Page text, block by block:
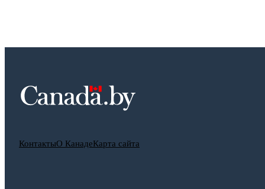
КонтактыО КанадеКарта сайта